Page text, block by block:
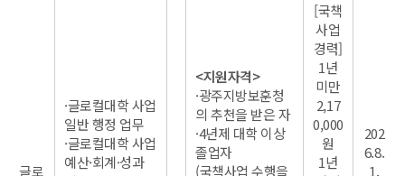
글로
·글로컬대학 사업
일반 행정 업무
·글로컬대학 사업
예산·회계·성과
<지원자격>
·광주지방보훈청
의 추천을 받은 자
·4년제 대학 이상
졸업자
(국책사업 수행을
[국책
사업
경력]
1년
미만
2,17
0,000
원
1년
202
6.8.
1.